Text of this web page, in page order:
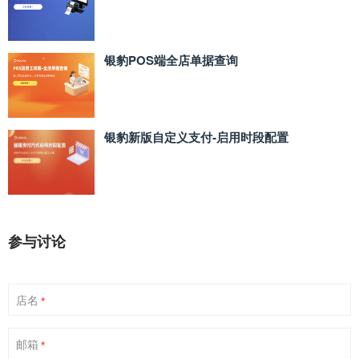
银豹POS端全店单据查询
银豹新版自定义支付‑启用时段配置
参与讨论
店名 *
邮箱 *